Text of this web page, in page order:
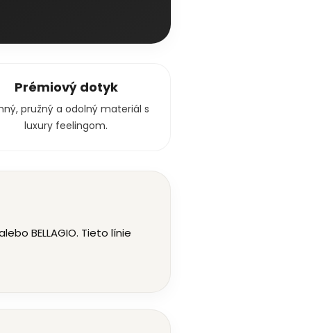
Prémiový dotyk
pružný a odolný materiál s
luxury feelingom.
BELLAGIO. Tieto línie